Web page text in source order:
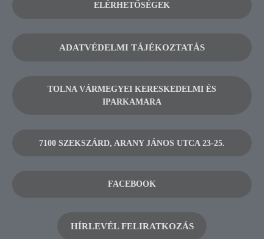
ELÉRHETŐSÉGEK
ADATVÉDELMI TÁJÉKOZTATÁS
TOLNA VÁRMEGYEI KERESKEDELMI ÉS
IPARKAMARA
7100 SZEKSZÁRD, ARANY JÁNOS UTCA 23-25.
FACEBOOK
HÍRLEVÉL FELIRATKOZÁS